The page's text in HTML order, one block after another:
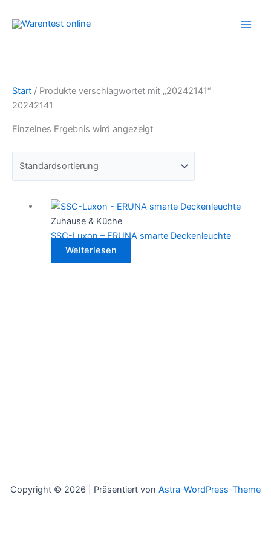
Inhalt
Start / Produkte verschlagwortet mit „20242141“
20242141
Einzelnes Ergebnis wird angezeigt
Zuhause & Küche
SSC-Luxon – ERUNA smarte Deckenleuchte
Weiterlesen
Copyright © 2026 | Präsentiert von Astra-WordPress-Theme